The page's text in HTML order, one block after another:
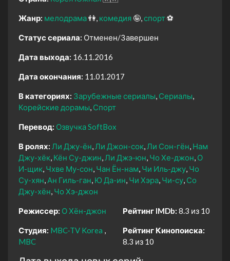
Жанр: мелодрама👫 комедия 🤪 спорт⚽
Статус сериала: Отменен/Завершен
Дата выхода: 16.11.2016
Дата окончания: 11.01.2017
В категориях: Зарубежные сериалы Сериалы
Корейские дорамы Спорт
Перевод: Озвучка SoftBox
В ролях: Ли Джу-ён Ли Джон-сок Ли Сон-гён Нам
Джу-хёк Кён Су-джин Ли Джэ-юн Чо Хе-джон О
И-щик Чхве Му-сон Чан Ён-нам Чи Иль-джу Чо
Су-хян Ан Гиль-ган Ю Да-ин Чи Хэра Чи-су Со
Джу-хён Чо Хэ-джон
Режиссер: О Хён-джон
Студия: MBC-TV Korea
MBC
Рейтинг IMDb: 8.3 из 10
Рейтинг Кинопоиска:
8.3 из 10